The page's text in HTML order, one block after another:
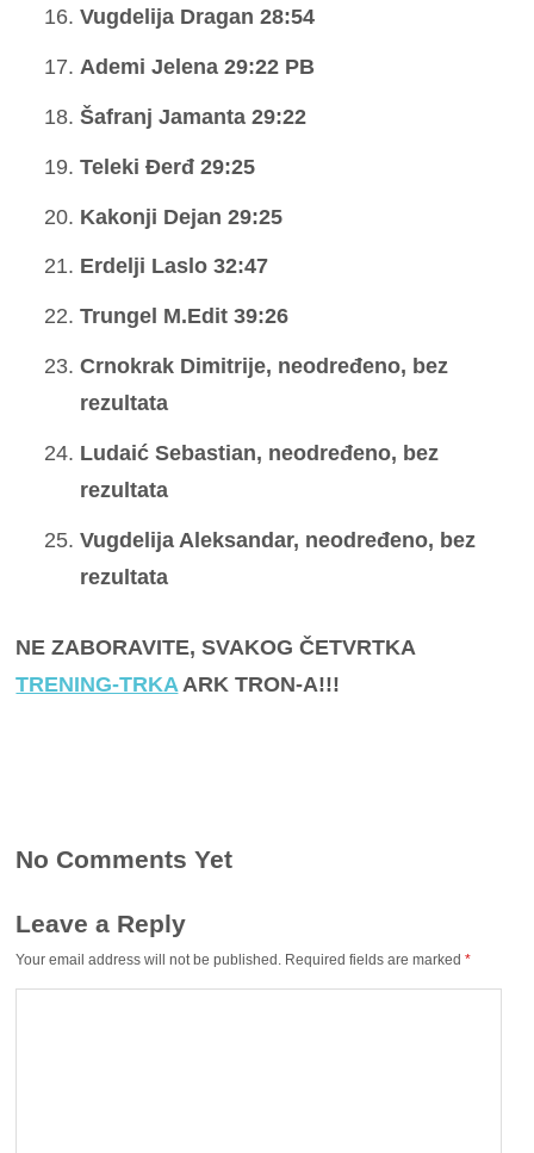
Vugdelija Dragan 28:54
Ademi Jelena 29:22 PB
Šafranj Jamanta 29:22
Teleki Đerđ 29:25
Kakonji Dejan 29:25
Erdelji Laslo 32:47
Trungel M.Edit 39:26
Crnokrak Dimitrije, neodređeno, bez
rezultata
Ludaić Sebastian, neodređeno, bez
rezultata
Vugdelija Aleksandar, neodređeno, bez
rezultata
NE ZABORAVITE, SVAKOG ČETVRTKA
TRENING-TRKAARK TRON-A!!!
No Comments Yet
Leave a Reply
Your email address will not be published. Required fields are marked*